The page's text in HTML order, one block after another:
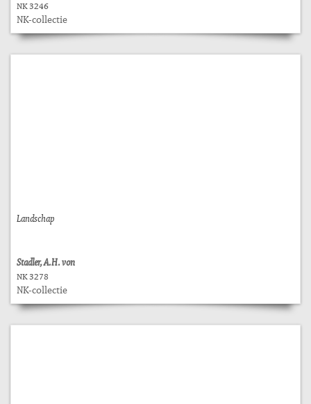
NK 3246
NK-collectie
Landschap
Stadler, A.H. von
NK 3278
NK-collectie